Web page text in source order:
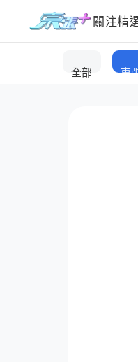
關注精
全部 東